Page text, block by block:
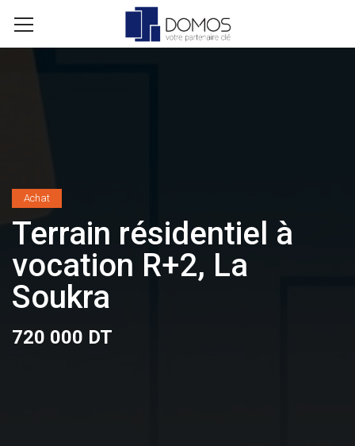
Achat
Terrain résidentiel à
vocation R+2, La
Soukra
720 000 DT